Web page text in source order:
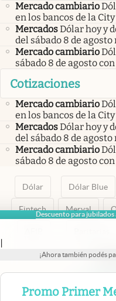
Descuento para jubilados
|
¡Ahora también podés
Promo Primer
Mercado cambiario
en los bancos de la
MercadosDólar hoy y
del sábado 8 de
Mercado cambiario
sábado 8 de agosto con
Cotizaciones
Mercado cambiario
en los bancos de la
MercadosDólar hoy y
del sábado 8 de
Mercado cambiario
sábado 8 de agosto con
Dólar Dólar Blue
Fintech Merval